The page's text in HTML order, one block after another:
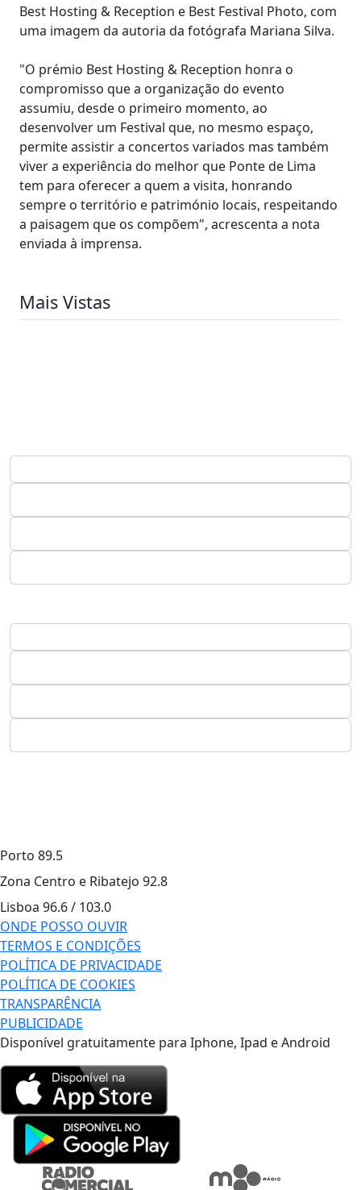
Best Hosting & Reception e Best Festival Photo, com
uma imagem da autoria da fotógrafa Mariana Silva.
"O prémio Best Hosting & Reception honra o
compromisso que a organização do evento
assumiu, desde o primeiro momento, ao
desenvolver um Festival que, no mesmo espaço,
permite assistir a concertos variados mas também
viver a experiência do melhor que Ponte de Lima
tem para oferecer a quem a visita, honrando
sempre o território e património locais, respeitando
a paisagem que os compõem", acrescenta a nota
enviada à imprensa.
Mais Vistas
Porto 89.5
Zona Centro e Ribatejo 92.8
Lisboa 96.6 / 103.0
ONDE POSSO OUVIR
TERMOS E CONDIÇÕES
POLÍTICA DE PRIVACIDADE
POLÍTICA DE COOKIES
TRANSPARÊNCIA
PUBLICIDADE
Disponível gratuitamente para Iphone, Ipad e Android